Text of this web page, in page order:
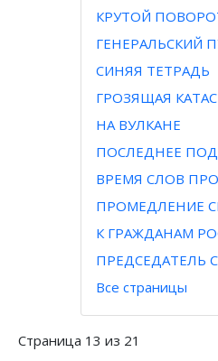
КРУТОЙ
ГЕНЕРАЛЬСКИЙ
СИНЯЯ ТЕТРАДЬ
ГРОЗЯЩАЯ
НА ВУЛКАНЕ
ПОСЛЕДНЕЕ
ВРЕМЯ СЛОВ
ПРОМЕДЛЕНИЕ
К ГРАЖДАНАМ
ПРЕДСЕДАТЕЛЬ
Все страницы
Страница 13 из 21